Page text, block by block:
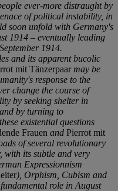
ever-more distraught by
of political instability, in
soon unfold with Germany's
1914 – eventually leading
September 1914.
and its apparent bucolic
mit Tänzerpaar may be
response to the
change the course of
by seeking shelter in
by turning to
existential questions
Frauen and Pierrot mit
of several revolutionary
with its subtle and very
Expressionnism
), Orphism, Cubism and
role in August